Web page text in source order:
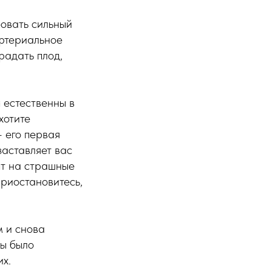
сильный
плод,
в
его первая
вас
на страшные
и снова
было